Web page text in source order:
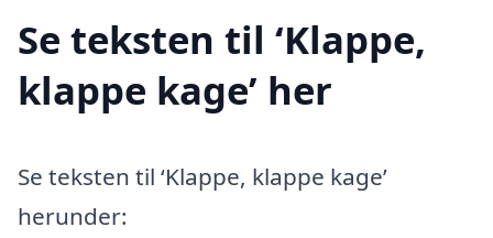
Se teksten til ‘Klappe,
klappe kage’ her
Se teksten til ‘Klappe, klappe kage’
herunder: